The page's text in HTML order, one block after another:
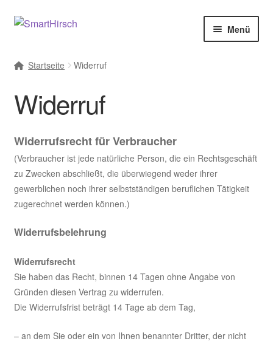
Menü
Startseite Widerruf
Widerruf
Widerrufsrecht für Verbraucher
(Verbraucher ist jede natürliche Person, die ein Rechtsgeschäft
zu Zwecken abschließt, die überwiegend weder ihrer
gewerblichen noch ihrer selbstständigen beruflichen Tätigkeit
zugerechnet werden können.)
Widerrufsbelehrung
Widerrufsrecht
Sie haben das Recht, binnen 14 Tagen ohne Angabe von
Gründen diesen Vertrag zu widerrufen.
Die Widerrufsfrist beträgt 14 Tage ab dem Tag,
– an dem Sie oder ein von Ihnen benannter Dritter, der nicht